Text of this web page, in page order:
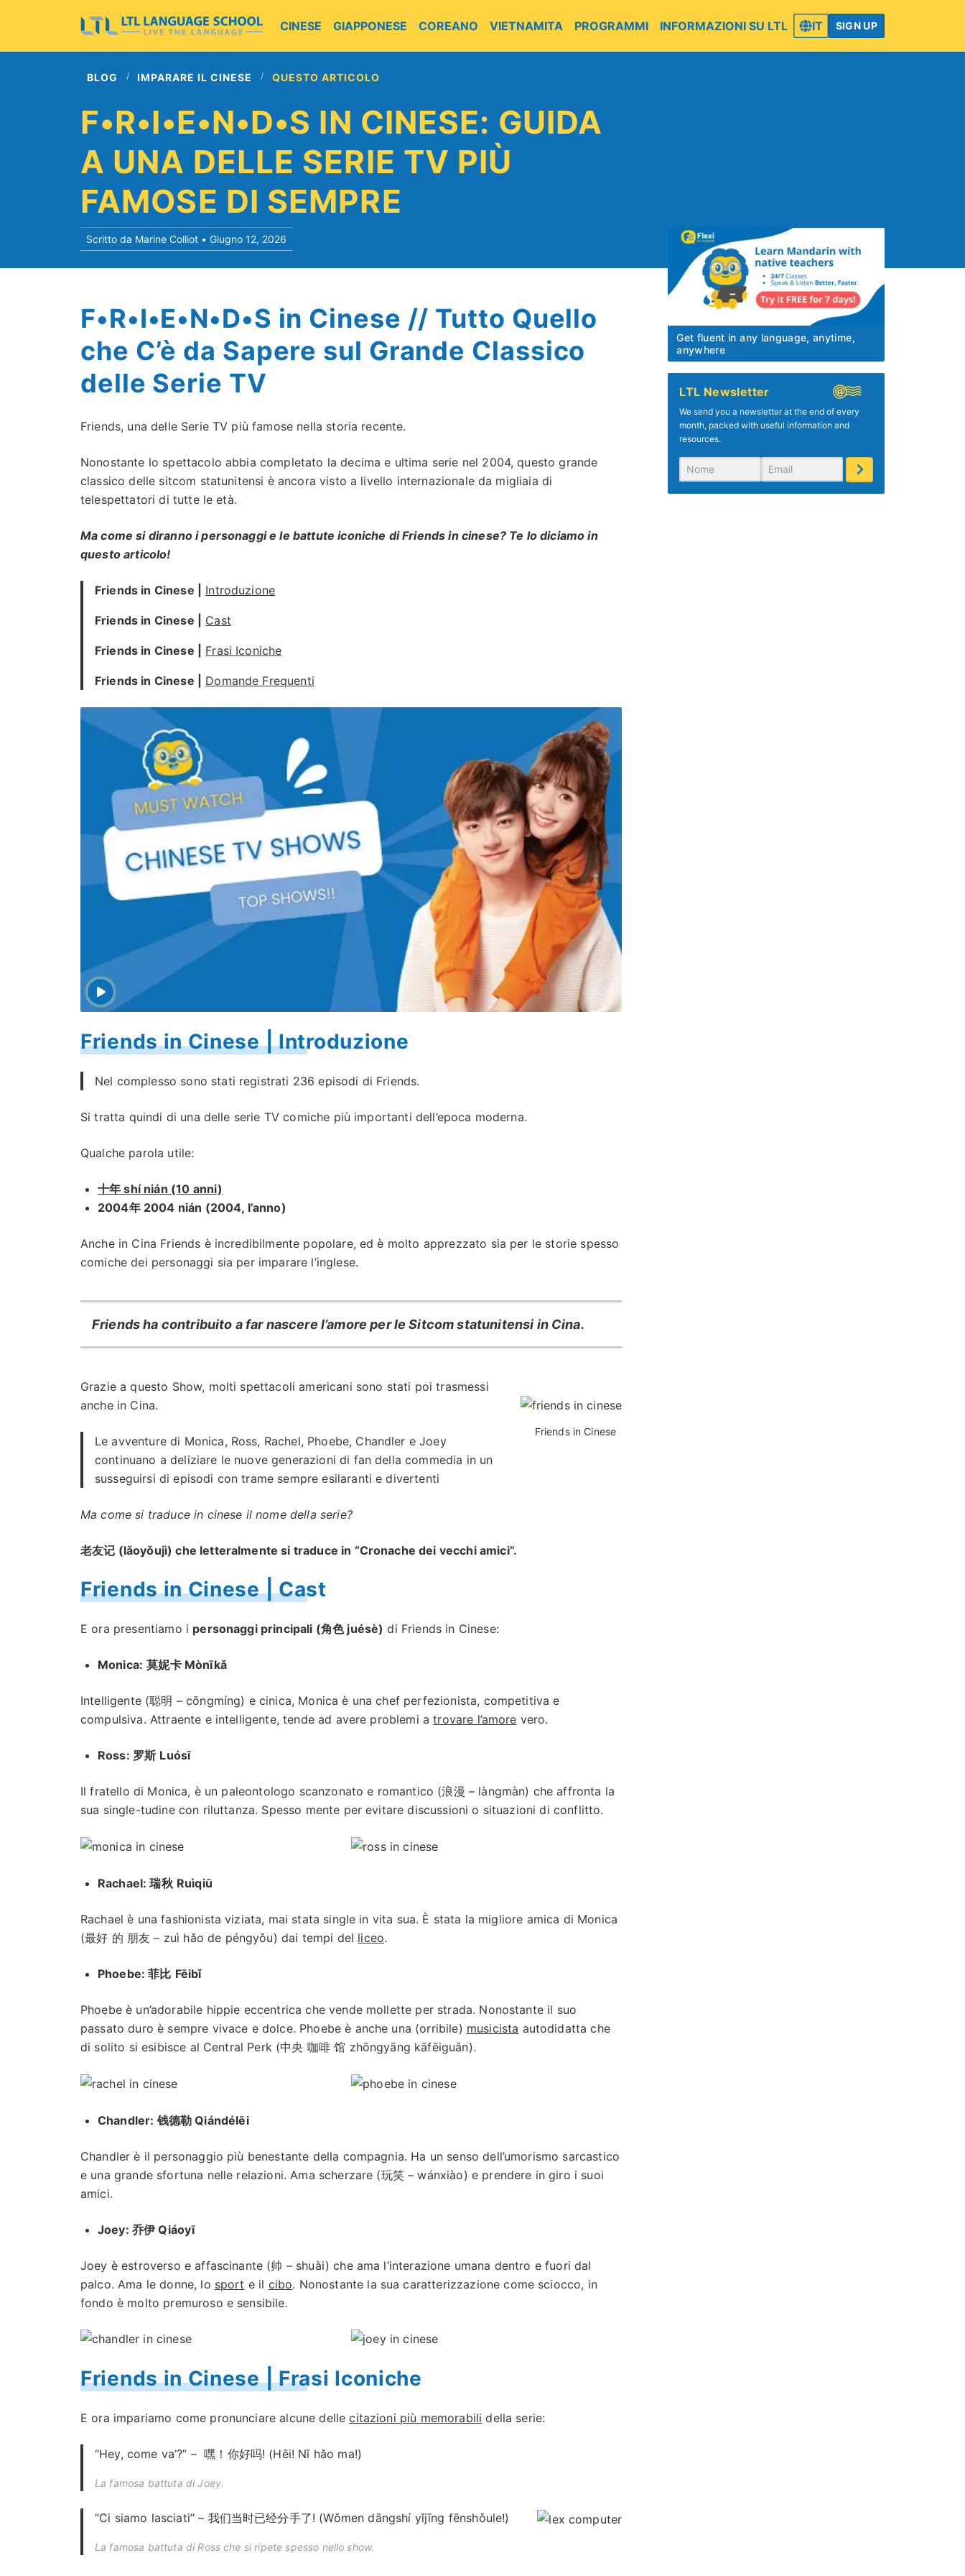
CINESE GIAPPONESE COREANO VIETNAMITA PROGRAMMI INFORMAZIONI SU LTL IT SIGN UP
BLOG IMPARARE IL CINESE QUESTO ARTICOLO
F•R•I•E•N•D•S IN CINESE: GUIDA
A UNA DELLE SERIE TV PIÙ
FAMOSE DI SEMPRE
Scritto da Marine Colliot • Giugno 12, 2026
Get fluent in any language, anytime,
anywhere
LTL Newsletter
We send you a newsletter at the end of every
month, packed with useful information and
resources.
F•R•I•E•N•D•S in Cinese // Tutto Quello
che C’è da Sapere sul Grande Classico
delle Serie TV
Friends, una delle Serie TV più famose nella storia recente.
Nonostante lo spettacolo abbia completato la decima e ultima serie nel 2004, questo grande
classico delle sitcom statunitensi è ancora visto a livello internazionale da migliaia di
telespettatori di tutte le età.
Ma come si diranno i personaggi e le battute iconiche di Friends in cinese? Te lo diciamo in
questo articolo!
Friends in Cinese | Introduzione
Friends in Cinese | Cast
Friends in Cinese | Frasi Iconiche
Friends in Cinese | Domande Frequenti
Friends in Cinese | Introduzione
Nel complesso sono stati registrati 236 episodi di Friends.
Si tratta quindi di una delle serie TV comiche più importanti dell’epoca moderna.
Qualche parola utile:
十年 shí nián (10 anni)
2004年 2004 nián (2004, l’anno)
Anche in Cina Friends è incredibilmente popolare, ed è molto apprezzato sia per le storie spesso
comiche dei personaggi sia per imparare l’inglese.
Friends ha contribuito a far nascere l’amore per le Sitcom statunitensi in Cina.
Friends in Cinese
Grazie a questo Show, molti spettacoli americani sono stati poi trasmessi
anche in Cina.
Le avventure di Monica, Ross, Rachel, Phoebe, Chandler e Joey
continuano a deliziare le nuove generazioni di fan della commedia in un
susseguirsi di episodi con trame sempre esilaranti e divertenti
Ma come si traduce in cinese il nome della serie?
老友记 (lǎoyǒujì) che letteralmente si traduce in “Cronache dei vecchi amici”.
Friends in Cinese | Cast
E ora presentiamo i personaggi principali (角色 juésè) di Friends in Cinese:
Monica: 莫妮卡 Mònīkǎ
Intelligente (聪明 – cōngmíng) e cinica, Monica è una chef perfezionista, competitiva e
compulsiva. Attraente e intelligente, tende ad avere problemi atrovare l’amore vero.
Ross: 罗斯 Luósī
Il fratello di Monica, è un paleontologo scanzonato e romantico (浪漫 – làngmàn) che affronta la
sua single-tudine con riluttanza. Spesso mente per evitare discussioni o situazioni di conflitto.
Rachael: 瑞秋 Ruìqiū
Rachael è una fashionista viziata, mai stata single in vita sua. È stata la migliore amica di Monica
(最好 的 朋友 – zuì hǎo de péngyǒu) dai tempi del liceo.
Phoebe: 菲比 Fēibǐ
Phoebe è un’adorabile hippie eccentrica che vende mollette per strada. Nonostante il suo
passato duro è sempre vivace e dolce. Phoebe è anche una (orribile) musicista autodidatta che
di solito si esibisce al Central Perk (中央 咖啡 馆 zhōngyāng kāfēiguǎn).
Chandler: 钱德勒 Qiándélēi
Chandler è il personaggio più benestante della compagnia. Ha un senso dell’umorismo sarcastico
e una grande sfortuna nelle relazioni. Ama scherzare (玩笑 – wánxiào) e prendere in giro i suoi
amici.
Joey: 乔伊 Qiáoyī
Joey è estroverso e affascinante (帅 – shuài) che ama l’interazione umana dentro e fuori dal
palco. Ama le donne, lo sport e il cibo. Nonostante la sua caratterizzazione come sciocco, in
fondo è molto premuroso e sensibile.
Friends in Cinese | Frasi Iconiche
E ora impariamo come pronunciare alcune dellecitazioni più memorabili della serie:
“Hey, come va’?” – 嘿！你好吗! (Hēi! Nǐ hǎo ma!)
La famosa battuta di Joey.
“Ci siamo lasciati” – 我们当时已经分手了! (Wǒmen dāngshí yǐjīng fēnshǒule!)
La famosa battuta di Ross che si ripete spesso nello show.